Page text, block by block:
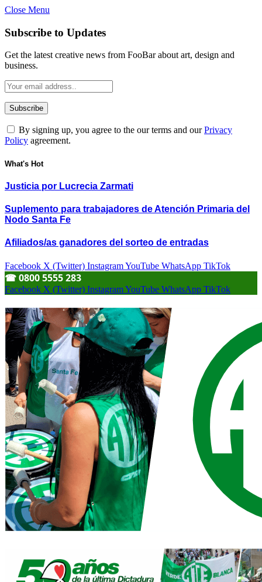
Close Menu
Subscribe to Updates
Get the latest creative news from FooBar about art, design and
business.
By signing up, you agree to the our terms and ourPrivacy
Policy agreement.
What's Hot
Justicia por Lucrecia Zarmati
Suplemento para trabajadores de Atención Primaria del
Nodo Santa Fe
Afiliados/as ganadores del sorteo de entradas
Facebook X (Twitter) InstagramYouTube WhatsApp TikTok
☎︎ 0800 5555 283
Facebook X (Twitter) InstagramYouTube WhatsApp TikTok